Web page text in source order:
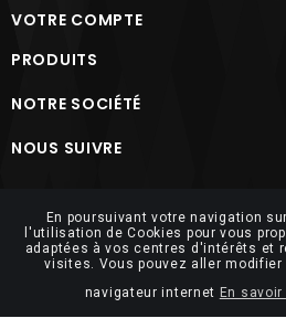
VOTRE COMPTE
PRODUITS
NOTRE SOCIÉTÉ
NOUS SUIVRE
En poursuivant votre navigation
l'utilisation de Cookies pour vous
adaptées à vos centres d'intérêts et
visites. Vous pouvez aller
navigateur internet En savoir